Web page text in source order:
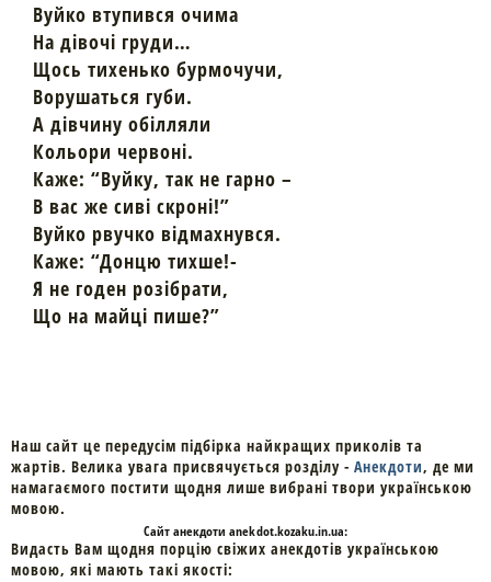
Вуйко втупився очима
На дівочі груди…
Щось тихенько бурмочучи,
Ворушаться губи.
А дівчину обілляли
Кольори червоні.
Каже: “Вуйку, так не гарно –
В вас же сиві скроні!”
Вуйко рвучко відмахнувся.
Каже: “Донцю тихше!-
Я не годен розібрати,
Що на майці пише?”
Наш сайт це передусім підбірка найкращих приколів та
жартів. Велика увага присвячується розділу - Анекдоти, де ми
намагаємого постити щодня лише вибрані твори українською
мовою.
Cайтанекдоти anekdot.kozaku.in.ua:
Видасть Вам щодня порцію свіжих анекдотів українською
мовою, які мають такі якості: